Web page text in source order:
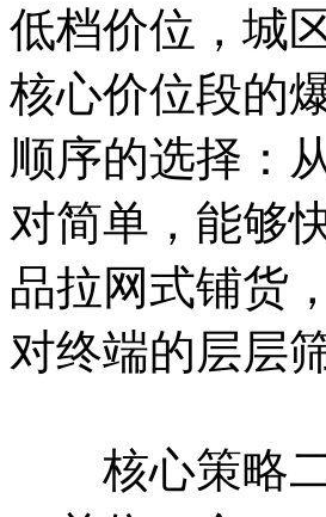
低档价位，城
核心价位段的
顺序的选择：
对简单，能够
品拉网式铺货
对终端的层层
核心策略二